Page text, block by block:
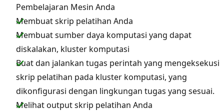
Pembelajaran Mesin Anda
Membuat skrip pelatihan Anda
Membuat sumber daya komputasi yang dapat
diskalakan, kluster komputasi
Buat dan jalankan tugas perintah yang mengeksekusi
skrip pelatihan pada kluster komputasi, yang
dikonfigurasi dengan lingkungan tugas yang sesuai.
Melihat output skrip pelatihan Anda